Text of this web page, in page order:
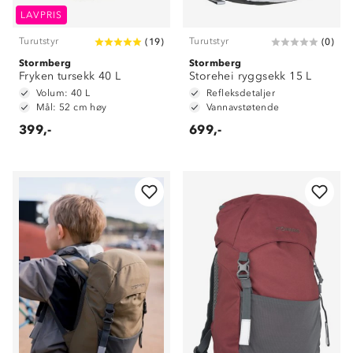
LAVPRIS
Turutstyr ( 19)
Stormberg
Fryken tursekk 40 L
Volum: 40 L
Mål: 52 cm høy
399,-
Turutstyr (0)
Stormberg
Storehei ryggsekk 15 L
Refleksdetaljer
Vannavstøtende
699,-